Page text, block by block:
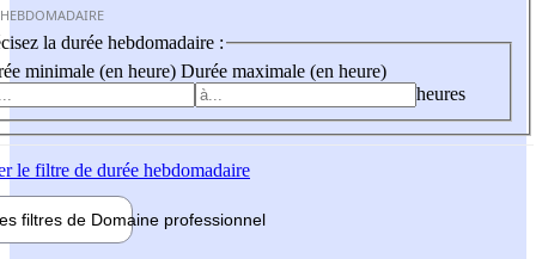
la durée hebdomadaire :
minimale (en heure) Durée maximale (en heure)
heures
le filtre de durée hebdomadaire
filtres de Domaine professionnel